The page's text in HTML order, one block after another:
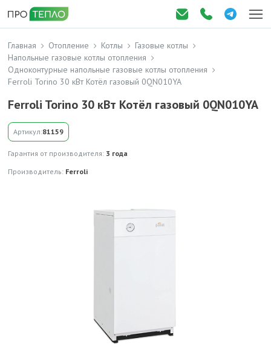
Главная Отопление Котлы
Газовые котлы
Напольные газовые котлы отопления
Одноконтурные напольные газовые котлы отопления
Ferroli Torino 30 кВт Котёл газовый 0QN010YA
Ferroli Torino 30 кВт Котёл газовый 0QN010YA
Артикул:81159
Гарантия от производителя: 3 года
Производитель: Ferroli